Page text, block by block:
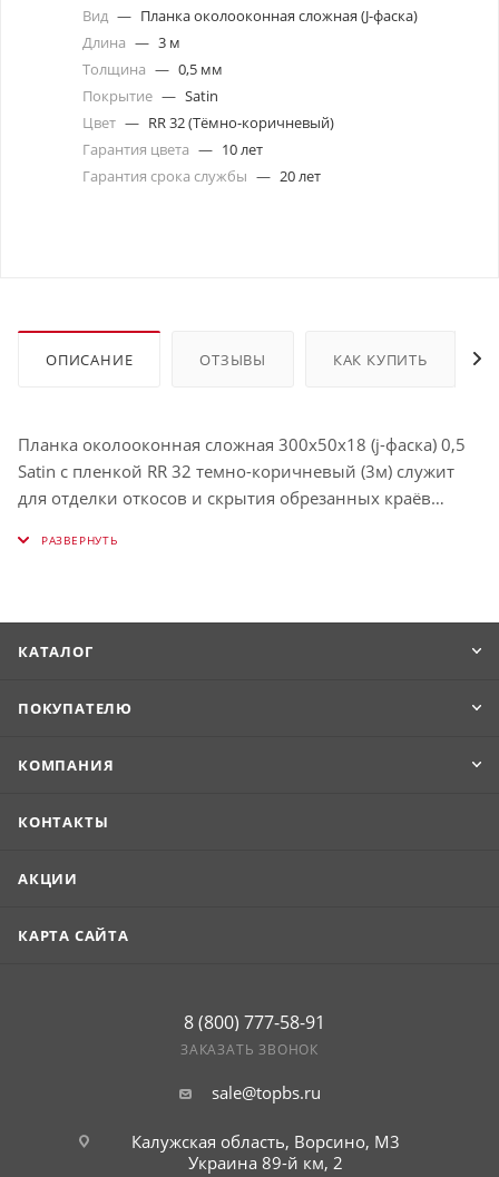
Вид — Планка околооконная сложная (J-фаска)
Длина — 3 м
Толщина — 0,5 мм
Покрытие — Satin
Цвет — RR 32 (Тёмно-коричневый)
Гарантия цвета — 10 лет
Гарантия срока службы — 20 лет
ОПИСАНИЕ ОТЗЫВЫ КАК КУПИТЬ
Планка околооконная сложная 300х50х18 (j-фаска) 0,5
Satin с пленкой RR 32 темно-коричневый (3м) служит
для отделки откосов и скрытия обрезанных краёв
выделяет его. Использование таких планок облегчает
КАТАЛОГ
ПОКУПАТЕЛЮ
КОМПАНИЯ
КОНТАКТЫ
АКЦИИ
КАРТА САЙТА
8 (800) 777-58-91
ЗАКАЗАТЬ ЗВОНОК
sale@topbs.ru
Калужская область, Ворсино, М3
Украина 89-й км, 2